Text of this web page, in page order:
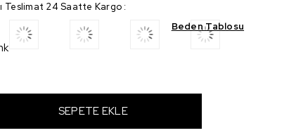
Teslimat 24 Saatte Kargo :
Beden Tablosu